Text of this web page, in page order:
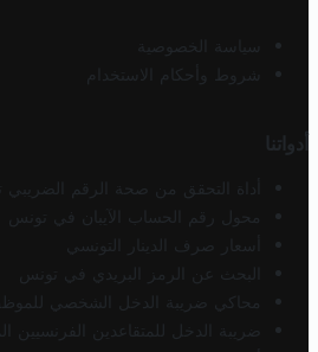
سياسة الخصوصية
شروط وأحكام الاستخدام
أدواتنا
أداة التحقق من صحة الرقم الضريبي
محول رقم الحساب الآيبان في تونس
أسعار صرف الدينار التونسي
البحث عن الرمز البريدي في تونس
محاكي ضريبة الدخل الشخصي
ضريبة الدخل للمتقاعدين الفرنسيين